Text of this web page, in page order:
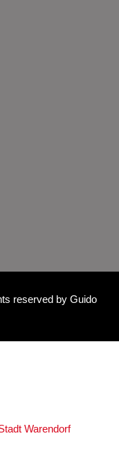
reserved by Guido
Warendorf